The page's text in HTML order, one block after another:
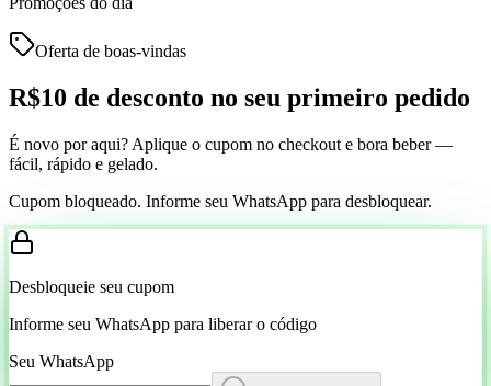
Oferta de boas-vindas
R$10 de desconto no seu primeiro pedido
É novo por aqui? Aplique o cupom no checkout e bora beber —
fácil, rápido e gelado.
Cupom bloqueado. Informe seu WhatsApp para desbloquear.
Desbloqueie seu cupom
Informe seu WhatsApp para liberar o código
Seu WhatsApp